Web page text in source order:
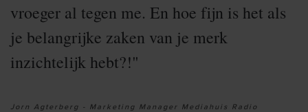
vroeger al tegen me. En hoe fijn is het als
je belangrijke zaken van je merk
inzichtelijk hebt?!"
Jorn Agterberg - Marketing Manager Mediahuis Radio